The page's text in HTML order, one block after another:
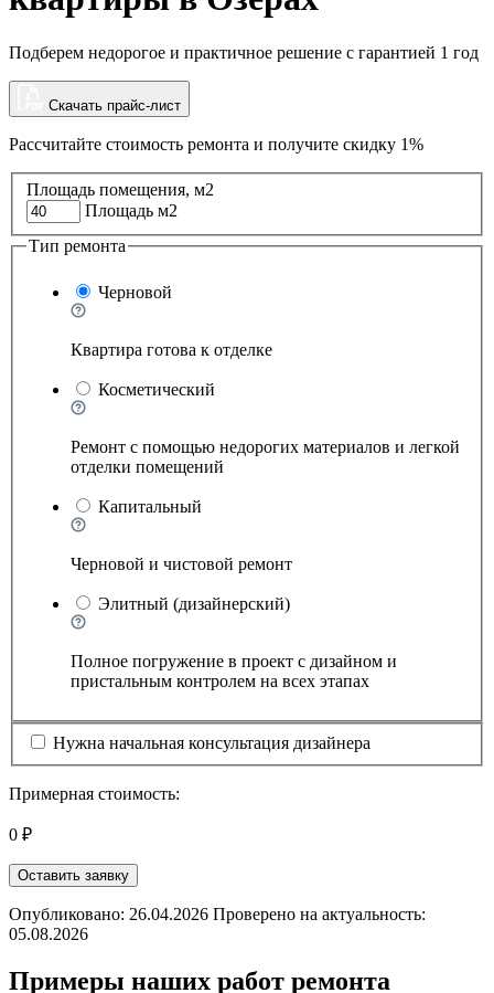
Подберем недорогое и практичное решение с гарантией 1 год
Скачать прайс-лист
Рассчитайте стоимость ремонта и получите скидку 1%
Площадь помещения, м2
Площадь м2
Тип ремонта
Черновой
Квартира готова к отделке
Косметический
Ремонт с помощью недорогих материалов и легкой
отделки помещений
Капитальный
Черновой и чистовой ремонт
Элитный (дизайнерский)
Полное погружение в проект с дизайном и
пристальным контролем на всех этапах
Нужна начальная консультация дизайнера
Примерная стоимость:
0 ₽
Оставить заявку
Опубликовано: 26.04.2026 Проверено на актуальность:
05.08.2026
Примеры наших работ ремонта